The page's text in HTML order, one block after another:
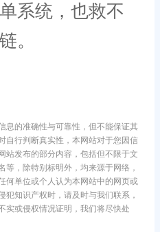
系统，也救不
。
息的准确性与可靠性，但不能保证其
自行判断真实性，本网站对于您因信
站发布的部分内容，包括但不限于文
，除特别标明外，均来源于网络，
何单位或个人认为本网站中的网页或
知识产权时，请及时与我们联系，
实或侵权情况证明，我们将尽快处